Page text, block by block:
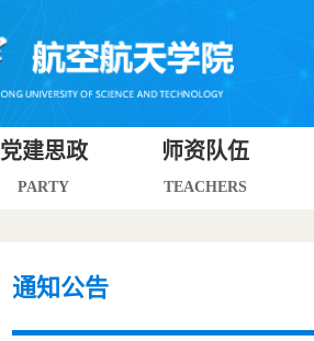
党建思政
PARTY
师资队伍
TEACHERS
通知公告